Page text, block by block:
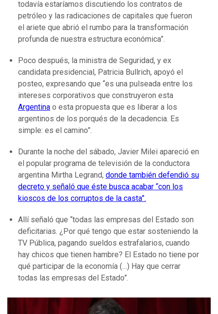
todavía estaríamos discutiendo los contratos de
petróleo y las radicaciones de capitales que fueron
el ariete que abrió el rumbo para la transformación
profunda de nuestra estructura económica”.
Poco después, la ministra de Seguridad, y ex
candidata presidencial, Patricia Bullrich, apoyó el
posteo, expresando que “es una pulseada entre los
intereses corporativos que construyeron esta
Argentina o esta propuesta que es liberar a los
argentinos de los porqués de la decadencia. Es
simple: es el camino”.
Durante la noche del sábado, Javier Milei apareció en
el popular programa de televisión de la conductora
argentina Mirtha Legrand, donde también defendió su
decreto y señaló que éste busca acabar “con los
kioscos de los corruptos de la casta”.
Allí señaló que “todas las empresas del Estado son
deficitarias. ¿Por qué tengo que estar sosteniendo la
TV Pública, pagando sueldos estrafalarios, cuando
hay chicos que tienen hambre? El Estado no tiene por
qué participar de la economía (…) Hay que cerrar
todas las empresas del Estado”.